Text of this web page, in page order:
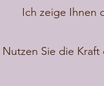
Ich zeige Ihnen
Nutzen Sie die